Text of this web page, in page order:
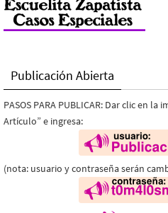
Publicación Abierta
PASOS PARA PUBLICAR: Dar clic en
Artículo” e ingresa:
(nota: usuario y contraseña serán